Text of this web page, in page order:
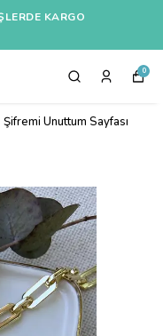
KARGO
0
Şifremi Unuttum Sayfası